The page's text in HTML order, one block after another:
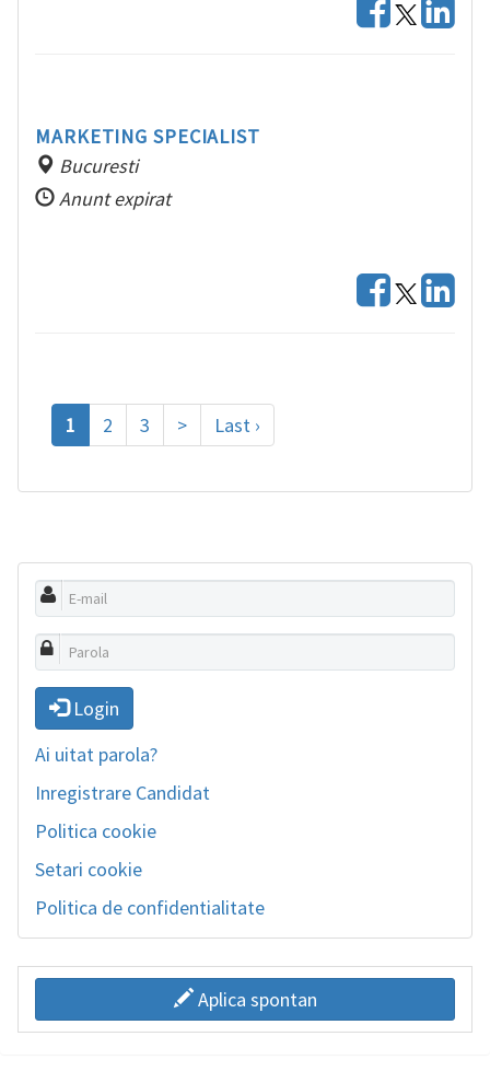
Login
Ai uitat parola?
Inregistrare Candidat
Politica cookie
Setari cookie
Politica de confidentialitate
Aplica spontan
MARKETING SPECIALIST
Bucuresti
Anunt expirat
1 2 3 > Last ›